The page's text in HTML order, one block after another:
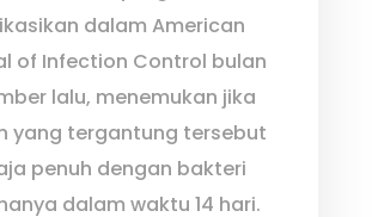
dalam American
of Infection Control bulan
lalu, menemukan jika
yang tergantung tersebut
penuh dengan bakteri
dalam waktu 14 hari.